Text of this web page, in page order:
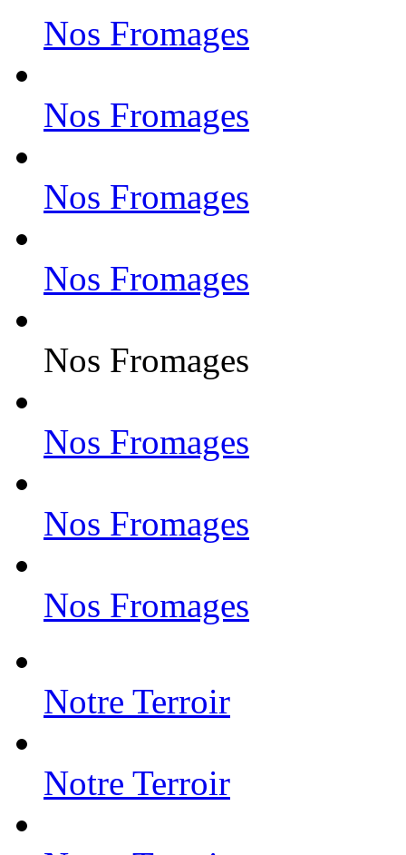
Nos Fromages
Nos Fromages
Nos Fromages
Nos Fromages
Nos Fromages
Nos Fromages
Nos Fromages
Nos Fromages
Notre Terroir
Notre Terroir